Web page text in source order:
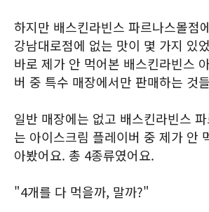
하지만 배스킨라빈스 파르나스몰점
강남대로점에 없는 맛이 몇 가지 있
바로 제가 안 먹어본 배스킨라빈스
버 중 특수 매장에서만 판매하는 것
일반 매장에는 없고 배스킨라빈스
는 아이스크림 플레이버 중 제가 안
아봤어요. 총 4종류였어요.
"4개를 다 먹을까, 말까?"